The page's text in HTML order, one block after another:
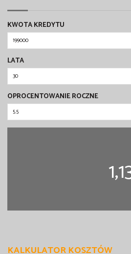
KWOTA KREDYTU
LATA
OPROCENTOWANIE ROCZNE
KALKULATOR KOSZTÓW